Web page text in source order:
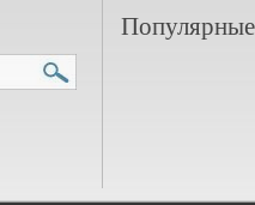
Популярные